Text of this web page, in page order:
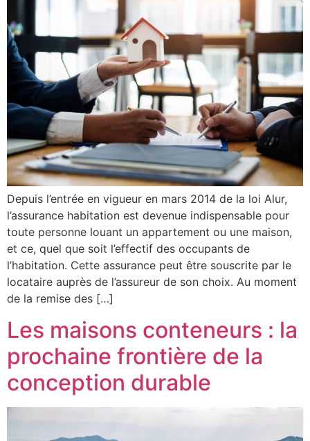
Depuis l’entrée en vigueur en mars 2014 de la loi Alur,
l’assurance habitation est devenue indispensable pour
toute personne louant un appartement ou une maison,
et ce, quel que soit l’effectif des occupants de
l’habitation. Cette assurance peut être souscrite par le
locataire auprès de l’assureur de son choix. Au moment
de la remise des […]
Les maisons conteneurs : la
prochaine frontière de la
conception durable